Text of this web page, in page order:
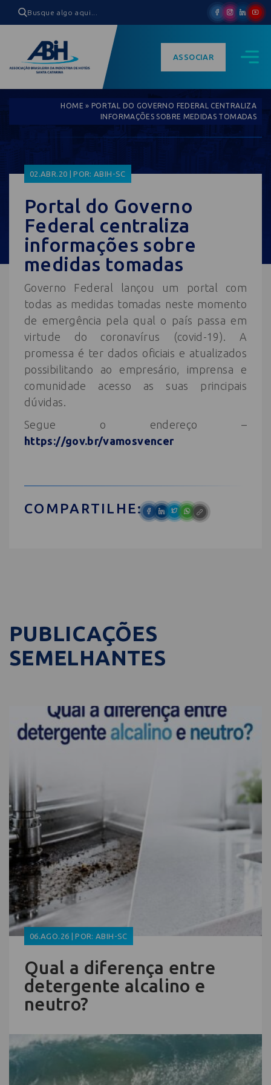
ASSOCIAR
HOME »PORTAL DO GOVERNO FEDERAL CENTRALIZA
INFORMAÇÕES SOBRE MEDIDAS TOMADAS
02.ABR.20 | POR: ABIH-SC
Portal do Governo
Federal centraliza
informações sobre
medidas tomadas
Governo Federal lançou um portal com
todas as medidas tomadas neste momento
de emergência pela qual o país passa em
virtude do coronavírus (covid-19). A
promessa é ter dados oficiais e atualizados
possibilitando ao empresário, imprensa e
comunidade acesso as suas principais
dúvidas.
Segue o endereço –
https://gov.br/vamosvencer
COMPARTILHE:
PUBLICAÇÕES
SEMELHANTES
06.AGO.26 | POR: ABIH-SC
Qual a diferença entre
detergente alcalino e
neutro?